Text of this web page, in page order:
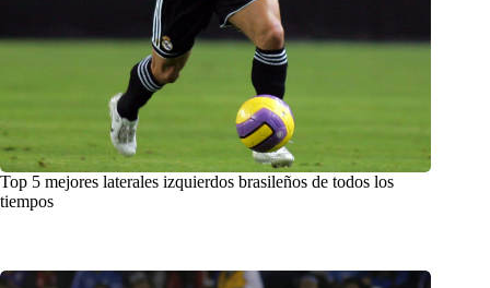
Top 5 mejores laterales izquierdos brasileños de todos los
tiempos